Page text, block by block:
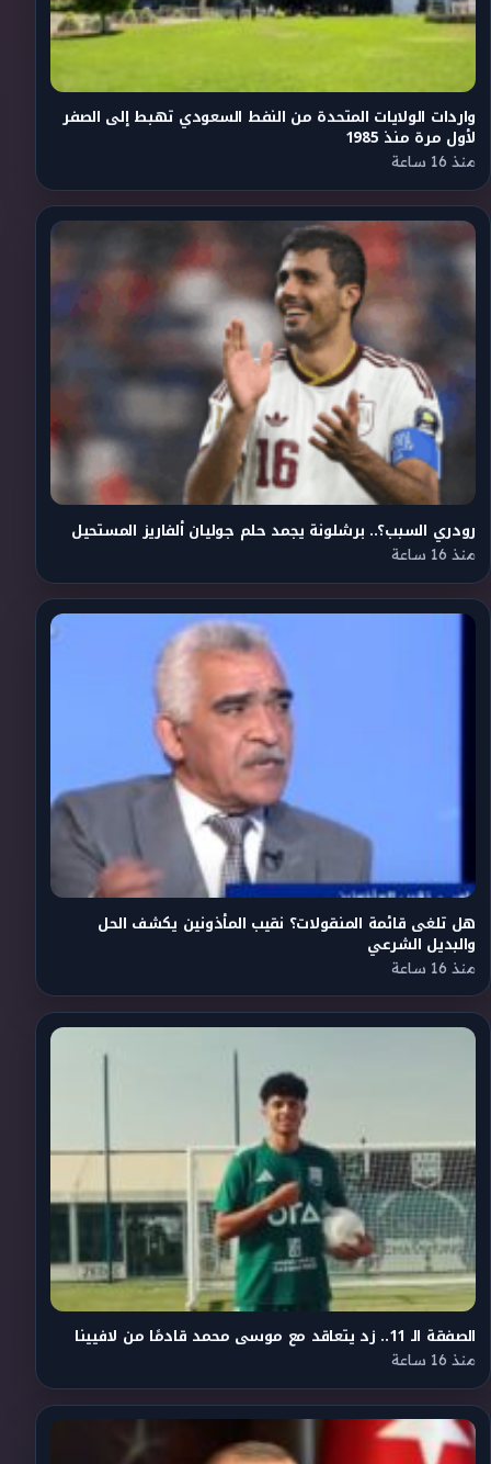
واردات الولايات المتحدة من النفط السعودي تهبط إلى الصفر
لأول مرة منذ 1985
منذ 16 ساعة
رودري السبب؟.. برشلونة يجمد حلم جوليان ألفاريز المستحيل
منذ 16 ساعة
هل تلغى قائمة المنقولات؟ نقيب المأذونين يكشف الحل
والبديل الشرعي
منذ 16 ساعة
الصفقة الـ 11.. زد يتعاقد مع موسى محمد قادمًا من لافيينا
منذ 16 ساعة